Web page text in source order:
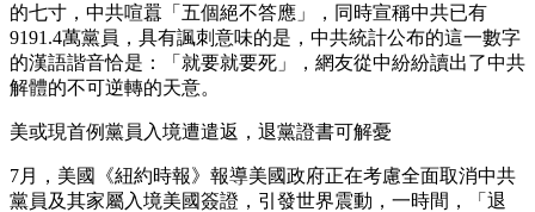
的七寸，中共喧囂「五個絕不答應」，同時宣稱中共已有
9191.4萬黨員，具有諷刺意味的是，中共統計公布的這一數字
的漢語諧音恰是：「就要就要死」，網友從中紛紛讀出了中共
解體的不可逆轉的天意。
美或現首例黨員入境遭遣返，退黨證書可解憂
7月，美國《紐約時報》報導美國政府正在考慮全面取消中共
黨員及其家屬入境美國簽證，引發世界震動，一時間，「退